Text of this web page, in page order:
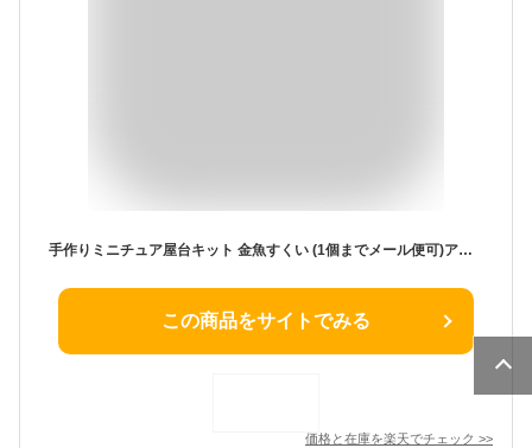
手作りミニチュア屋台キット 金魚すくい (1個までメール便可)アーテック 夏休み自由研究 手作り キット 男の子 女の子 工作キット 小学生 子供 子ども 夏休み工作 高学年
この商品をサイトでみる
価格と在庫を楽天でチェック >>